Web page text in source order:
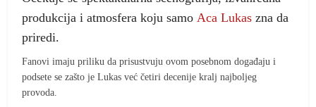
produkcija i atmosfera koju samoAca Lukas zna da
priredi.
Fanovi imaju priliku da prisustvuju ovom posebnom događaju i
podsete se zašto je Lukas već četiri decenije kralj najboljeg
provoda.